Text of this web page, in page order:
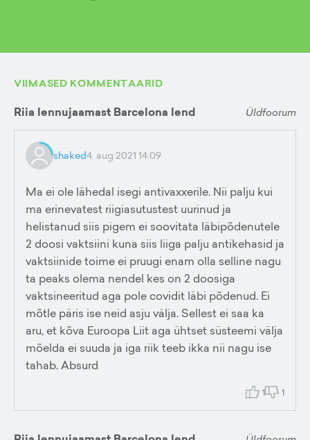
VIIMASED KOMMENTAARID
Riia lennujaamast Barcelona lend Üldfoorum
shaked4. aug 2021 14:09
Ma ei ole lähedal isegi antivaxxerile. Nii palju kui
ma erinevatest riigiasutustest uurinud ja
helistanud siis pigem ei soovitata läbipõdenutele
2 doosi vaktsiini kuna siis liiga palju antikehasid ja
vaktsiinide toime ei pruugi enam olla selline nagu
ta peaks olema nendel kes on 2 doosiga
vaktsineeritud aga pole covidit läbi põdenud. Ei
mõtle päris ise neid asju välja. Sellest ei saa ka
aru, et kõva Euroopa Liit aga ühtset süsteemi välja
mõelda ei suuda ja iga riik teeb ikka nii nagu ise
tahab. Absurd
1 1